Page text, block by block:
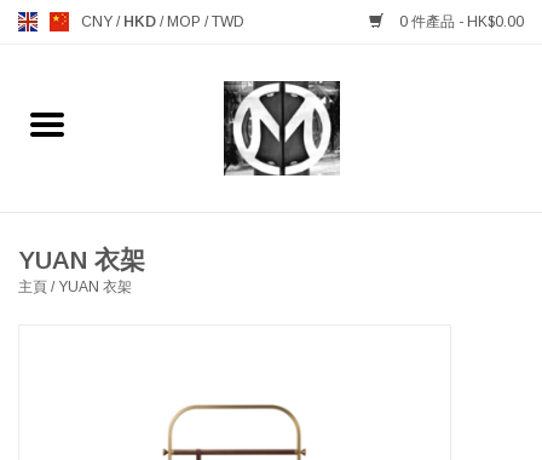
CNY / HKD / MOP /TWD 0 件產品 - HK$0.00
主頁
MANKS ANTIQUES 古董
YUAN 衣架
主頁 / YUAN 衣架